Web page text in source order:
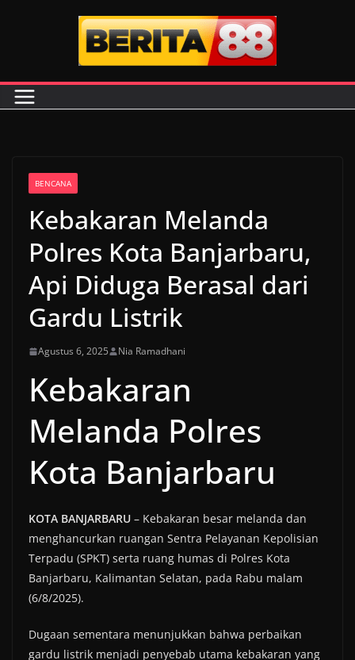
BENCANA
Kebakaran Melanda
Polres Kota Banjarbaru,
Api Diduga Berasal dari
Gardu Listrik
Agustus 6, 2025 Nia Ramadhani
Kebakaran
Melanda Polres
Kota Banjarbaru
KOTA BANJARBARU – Kebakaran besar melanda dan
menghancurkan ruangan Sentra Pelayanan Kepolisian
Terpadu (SPKT) serta ruang humas di Polres Kota
Banjarbaru, Kalimantan Selatan, pada Rabu malam
(6/8/2025).
Dugaan sementara menunjukkan bahwa perbaikan
gardu listrik menjadi penyebab utama kebakaran yang